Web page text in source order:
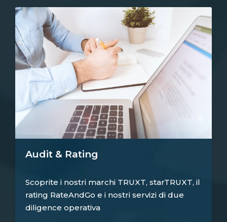
Audit & Rating
Scoprite i nostri marchi TRUXT, starTRUXT, il
rating RateAndGo e i nostri servizi di due
diligence operativa